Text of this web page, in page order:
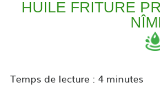
HUILE FRITURE
Temps de lecture : 4 minutes